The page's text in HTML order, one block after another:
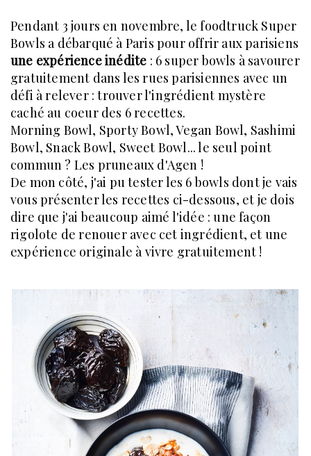
Pendant 3 jours en novembre, le foodtruck Super
Bowls a débarqué à Paris pour offrir aux parisiens
une expérience inédite : 6 super bowls à savourer
gratuitement dans les rues parisiennes avec un
défi à relever : trouver l'ingrédient mystère
caché au coeur des 6 recettes.
Morning Bowl, Sporty Bowl, Vegan Bowl, Sashimi
Bowl, Snack Bowl, Sweet Bowl... le seul point
commun ? Les pruneaux d'Agen !
De mon côté, j'ai pu tester les 6 bowls dont je vais
vous présenter les recettes ci-dessous, et je dois
dire que j'ai beaucoup aimé l'idée : une façon
rigolote de renouer avec cet ingrédient, et une
expérience originale à vivre gratuitement !